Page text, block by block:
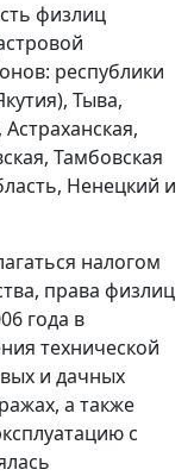
физлиц
республики
Тыва,
Тамбовская
Ненецкий и
налогом
права физлиц
года в
технической
и дачных
а также
с